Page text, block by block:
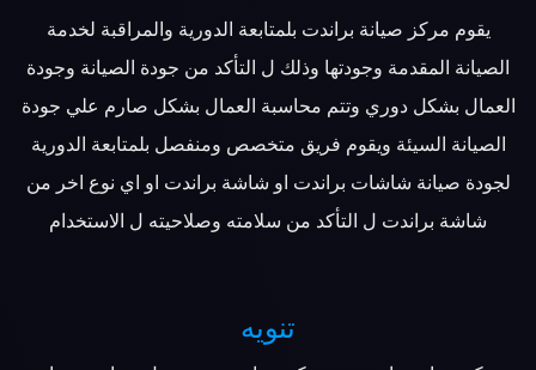
يقوم مركز صيانة براندت بلمتابعة الدورية والمراقبة لخدمة
الصيانة المقدمة وجودتها وذلك ل التأكد من جودة الصيانة وجودة
العمال بشكل دوري وتتم محاسبة العمال بشكل صارم علي جودة
الصيانة السيئة ويقوم فريق متخصص ومنفصل بلمتابعة الدورية
لجودة صيانة شاشات براندت او شاشة براندت او اي نوع اخر من
شاشة براندت ل التأكد من سلامته وصلاحيته ل الاستخدام
تنويه